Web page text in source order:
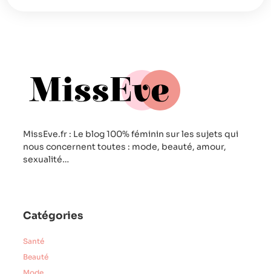
MissEve.fr : Le blog 100% féminin sur les sujets qui
nous concernent toutes : mode, beauté, amour,
sexualité…
Catégories
Santé
Beauté